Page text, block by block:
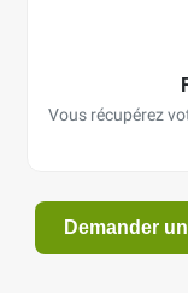
Vous récupérez
Demander